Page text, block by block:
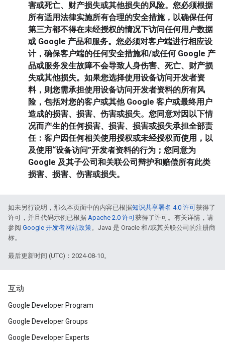
害或死亡、财产损失或其他损失的风险。您必须根据
所有适用法律实施所有合理的安全措施，以确保任何
第三方都不得在未经授权的情况下访问任何用户数据
或 Google 产品和服务。您必须对客户端进行相应设
计，确保客户端的任何安全措施和/或任何 Google 产
品或服务发生故障不会导致人身伤害、死亡、财产损
失或其他损失。如果您选择使用设备访问开发者资
料，则您需承担使用设备访问开发者资料的所有风
险，包括对您的客户或其他 Google 客户或最终用户
造成的损害、损害、伤害或损失。您同意对因以下情
况而产生的任何损害、损害、损害或损失承担全部责
任：客户因任何相关使用授权或未经授权而使用，以
及使用“设备访问”开发者资料的行为；您同意为
Google 及其子公司和关联公司辩护和赔偿所有此类
损害、损害、伤害或损失。
如未另行说明，那么本页面中的内容已根据知识共享署名 4.0 许可获得了
许可，并且代码示例已根据 Apache 2.0 许可获得了许可。有关详情，请
参阅 Google 开发者网站政策。Java 是 Oracle 和/或其关联公司的注册商
标。
最后更新时间 (UTC)：2024-08-10。
互动
Google Developer Program
Google Developer Groups
Google Developer Experts